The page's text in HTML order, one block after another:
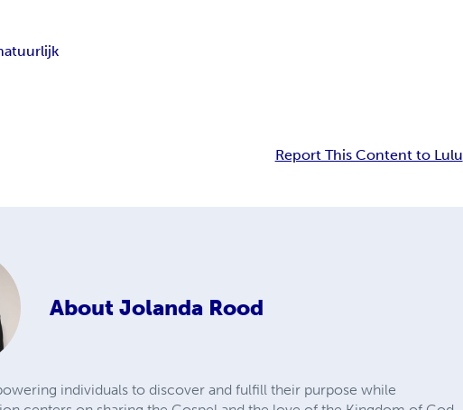
Report This Content to Lulu
About Jolanda Rood
individuals to discover and fulfill their purpose while